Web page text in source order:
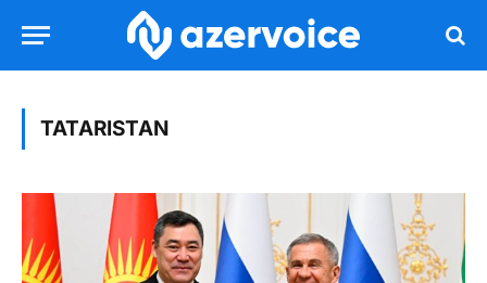
TATARISTAN